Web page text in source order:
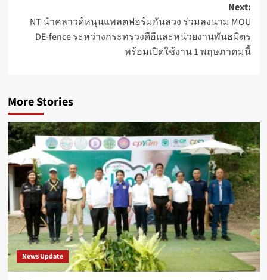
Next:
NT นำคลาวด์หนุนแพลตฟอร์มกันลวง ร่วมลงนาม MOU
DE-fence ระหว่างกระทรวงดีอีและหน่วยงานพันธมิตร
พร้อมเปิดใช้งาน 1 พฤษภาคมนี้
More Stories
News Update